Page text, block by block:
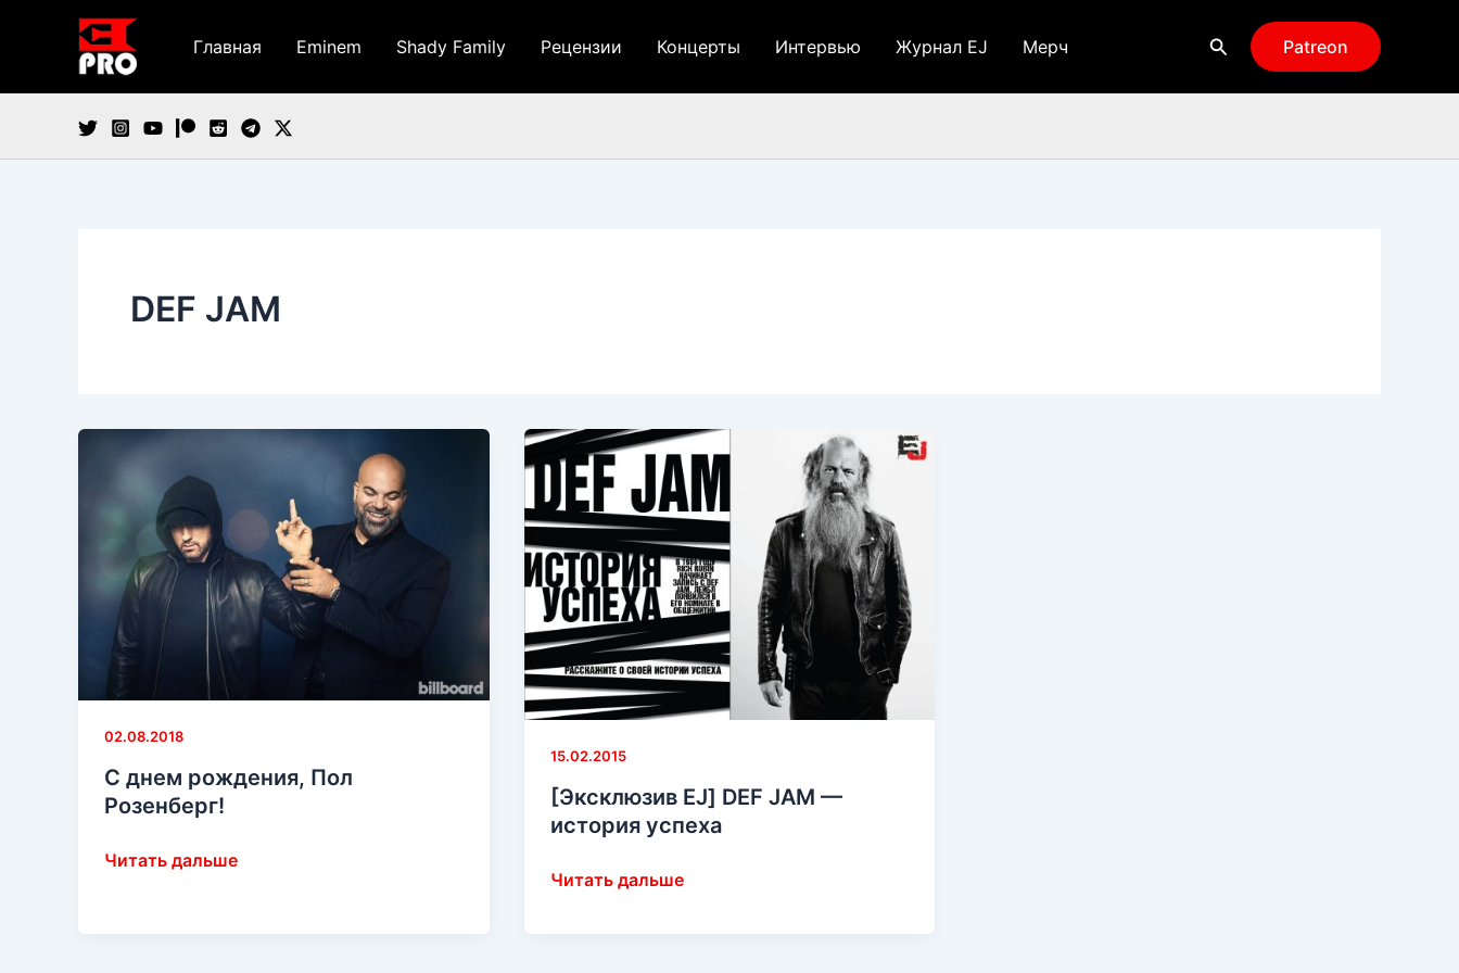
содержимому
Главная Eminem Shady Family Рецензии Концерты Интервью Журнал EJ Мерч Поиск Patreon
DEF JAM
02.08.2018
С днем рождения, Пол
Розенберг!
С
Читать дальше
15.02.2015
[Эксклюзив EJ] DEF JAM —
история успеха
[Эксклюзив
Читать дальше